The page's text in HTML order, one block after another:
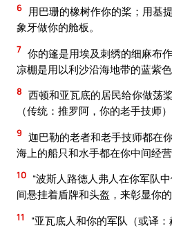
6 用巴珊的橡树作你的桨；用基
象牙做你的舱板。
7 你的篷是用埃及刺绣的细麻布
凉棚是用以利沙沿海地带的蓝紫色
8 西顿和亚瓦底的居民给你做荡
（传统：推罗阿，你的老手技师
9 迦巴勒的老者和老手技师都在
海上的船只和水手都在你中间经营
10 “波斯人路德人弗人在你军队
间悬挂着盾牌和头盔，来彰显你的
11
“亚瓦底人和你的军队（或译